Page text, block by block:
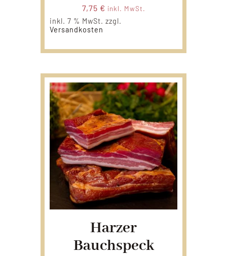
7,75 € inkl. MwSt.
inkl. 7 % MwSt. zzgl.
Versandkosten
Harzer
Bauchspeck